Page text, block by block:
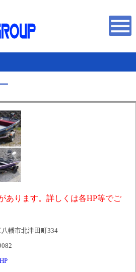
あります。詳しくは各HP等でご
幡市北津田町334